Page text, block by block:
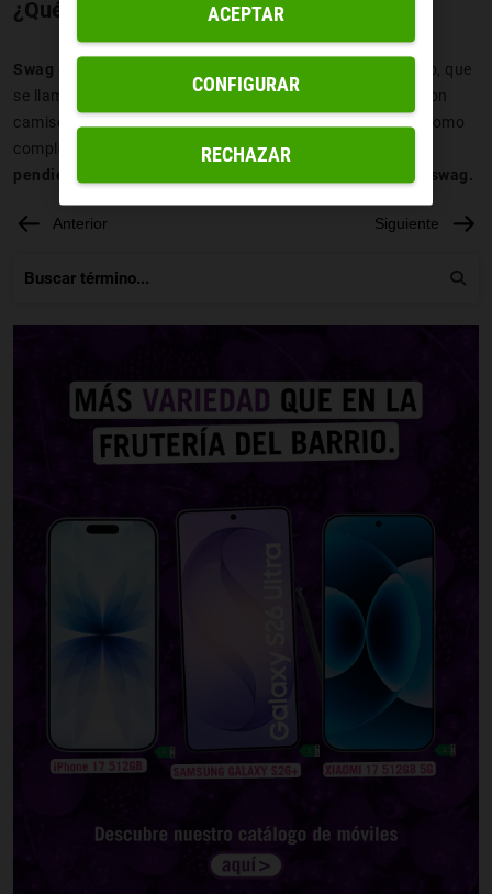
¿Qué es estar swag?
Swag es un estado que indica que se tiene un estilo propio, que
se llama la atención, que se lleva una vestimenta ancha con
camisetas sin mangas o que se usan collares y cadenas como
complementos.
Los complementos corporales como los
pendientes o los piercings también formarían parte del swag.
Anterior Siguiente
RECHAZAR
ACEPTAR
CONFIGURAR